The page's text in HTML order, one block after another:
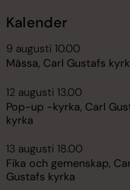
Kalender
9 augusti 10.00
Mässa, Carl Gustafs
12 augusti 13.00
Pop-up -kyrka, Carl
kyrka
13 augusti 18.00
Fika och gemenskap,
Gustafs kyrka